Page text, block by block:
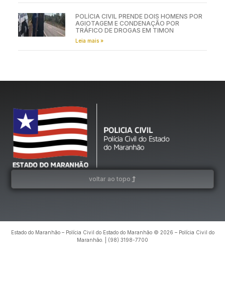
POLÍCIA CIVIL PRENDE DOIS HOMENS POR
AGIOTAGEM E CONDENAÇÃO POR
TRÁFICO DE DROGAS EM TIMON
Leia mais »
voltar ao topo
Estado do Maranhão – Polícia Civil do Estado do Maranhão © 2026 – Polícia Civil do
Maranhão. | (98) 3198-7700